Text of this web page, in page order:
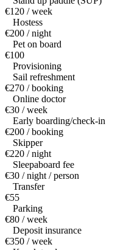
€120 / week
Hostess
€200 / night
Pet on board
€100
Provisioning
Sail refreshment
€270 / booking
Online doctor
€30 / week
Early boarding/check-in
€200 / booking
Skipper
€220 / night
Sleepaboard fee
€30 / night / person
Transfer
€55
Parking
€80 / week
Deposit insurance
€350 / week